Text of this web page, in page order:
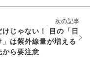
次の記事
けじゃない！ 目の「日
」は紫外線量が増える
から要注意